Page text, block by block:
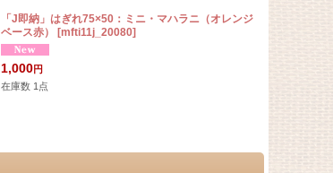
「J即納」はぎれ75×50：ミニ・マハラニ（オレンジ
ベース赤）
[mfti11j_20080]
1,000円
在庫数 1点